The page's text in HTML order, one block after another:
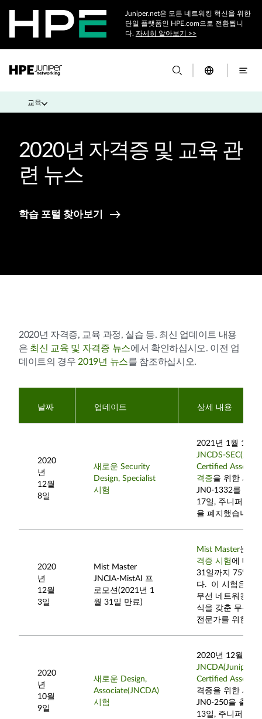
Juniper.net은 모든 네트워킹 혁신을 위한
단일 플랫폼인 HPE.com으로 전환됩니
다. 자세히 알아보기 >>
교육
2020년 자격증 및 교육 관
련 뉴스
학습 포털 찾아보기
2020년 자격증, 교육 과정, 실습 등. 최신 업데이트 내용
은 최신 교육 및 자격증 뉴스에서 확인하십시오. 이전 업
데이트의 경우 2019년 뉴스를 참조하십시오.
날짜 업데이트 상세 내용
2020
년
12월
8일
새로운 Security
Design, Specialist
시험
2021년 1월 18일
JNCDS-
Certified
격증을 위한 새로
JN0-1332를 출시
17일, 주니퍼는
을 폐지했습니다.
2020
년
12월
3일
Mist Master
JNCIA-MistAI 프
로모션(2021년 1
월 31일 만료)
Mist Master는
격증 시험에 대해
31일까지 75% 할
다. 이 시험은
무선 네트워킹에
식을 갖춘 무선
전문가를 위한 것
2020
년
10월
9일
새로운 Design,
Associate(JNCDA)
시험
2020년 12월 14
JNCDA(Juniper
Certified
격증을 위한 새로
JN0-250을 출시
13일, 주니퍼는